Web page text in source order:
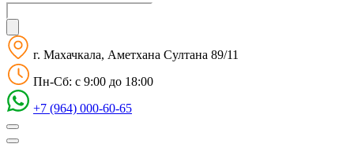
Поиск
товаров
г. Махачкала, Аметхана Султана 89/11
Пн-Сб: с 9:00 до 18:00
+7 (964) 000-60-65